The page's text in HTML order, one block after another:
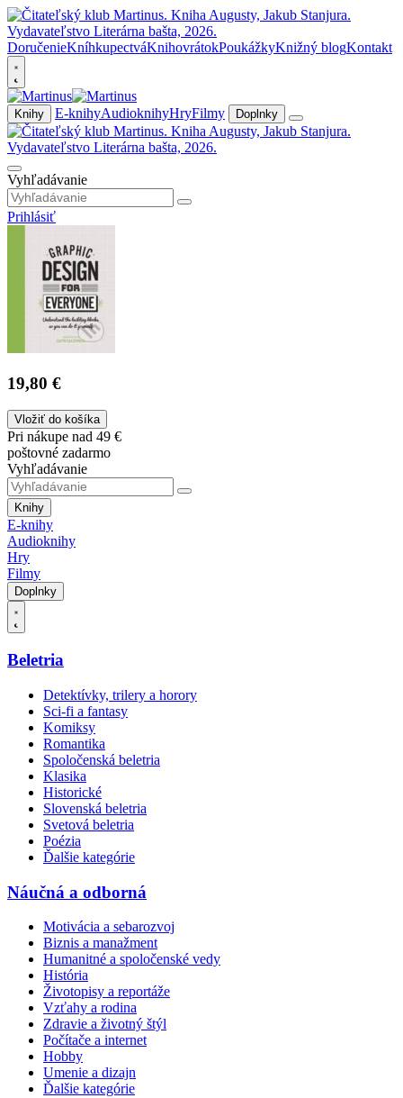
DoručenieKníhkupectváKnihovrátokPoukážkyKnižný blogKontakt
Knihy E-knihyAudioknihyHryFilmy Doplnky
Vyhľadávanie
Prihlásiť
19,80 €
Vložiť do košíka
Pri nákupe nad 49 €
poštovné zadarmo
Vyhľadávanie
Knihy
E-knihy
Audioknihy
Hry
Filmy
Doplnky
Beletria
Detektívky, trilery a horory
Sci-fi a fantasy
Komiksy
Romantika
Spoločenská beletria
Klasika
Historické
Slovenská beletria
Svetová beletria
Poézia
Ďalšie kategórie
Náučná a odborná
Motivácia a sebarozvoj
Biznis a manažment
Humanitné a spoločenské vedy
História
Životopisy a reportáže
Vzťahy a rodina
Zdravie a životný štýl
Počítače a internet
Hobby
Umenie a dizajn
Ďalšie kategórie